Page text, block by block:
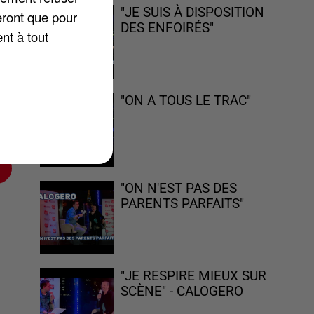
"JE SUIS À DISPOSITION
DES ENFOIRÉS"
"ON A TOUS LE TRAC"
"ON N'EST PAS DES
PARENTS PARFAITS"
"JE RESPIRE MIEUX SUR
SCÈNE" - CALOGERO
que pour
à tout